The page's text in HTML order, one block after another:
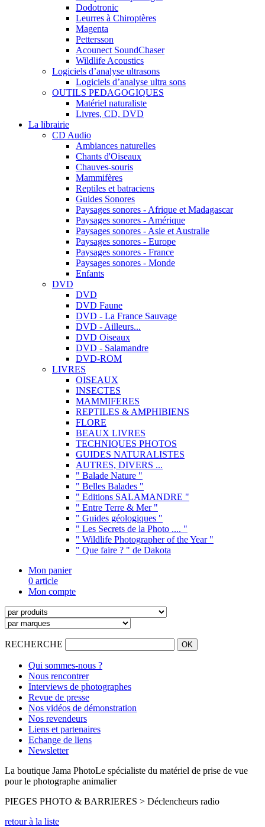
Dodotronic
Leurres à Chiroptères
Magenta
Pettersson
Acounect SoundChaser
Wildlife Acoustics
Logiciels d’analyse ultrasons
Logiciels d’analyse ultra sons
OUTILS PEDAGOGIQUES
Matériel naturaliste
Livres, CD, DVD
La librairie
CD Audio
Ambiances naturelles
Chants d'Oiseaux
Chauves-souris
Mammifères
Reptiles et batraciens
Guides Sonores
Paysages sonores - Afrique et Madagascar
Paysages sonores - Amérique
Paysages sonores - Asie et Australie
Paysages sonores - Europe
Paysages sonores - France
Paysages sonores - Monde
Enfants
DVD
DVD
DVD Faune
DVD - La France Sauvage
DVD - Ailleurs...
DVD Oiseaux
DVD - Salamandre
DVD-ROM
LIVRES
OISEAUX
INSECTES
MAMMIFERES
REPTILES & AMPHIBIENS
FLORE
BEAUX LIVRES
TECHNIQUES PHOTOS
GUIDES NATURALISTES
AUTRES, DIVERS ...
" Balade Nature "
" Belles Balades "
" Editions SALAMANDRE "
" Entre Terre & Mer "
" Guides géologiques "
" Les Secrets de la Photo .... "
" Wildlife Photographer of the Year "
" Que faire ? " de Dakota
Mon panier
0 article
Mon compte
RECHERCHE
Qui sommes-nous ?
Nous rencontrer
Interviews de photographes
Revue de presse
Nos vidéos de démonstration
Nos revendeurs
Liens et partenaires
Echange de liens
Newsletter
La boutique Jama PhotoLe spécialiste du matériel de prise de vue
pour le photographe animalier
PIEGES PHOTO & BARRIERES > Déclencheurs radio
retour à la liste